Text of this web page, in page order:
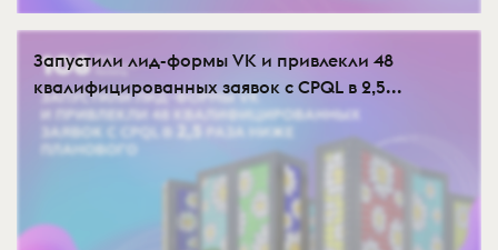
Запустили лид-формы VK и привлекли 48
квалифицированных заявок с CPQL в 2,5...